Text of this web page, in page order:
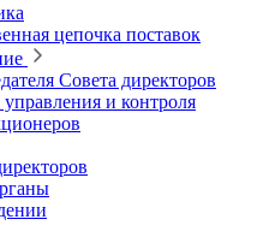
цепочка поставок
Совета директоров
и контроля